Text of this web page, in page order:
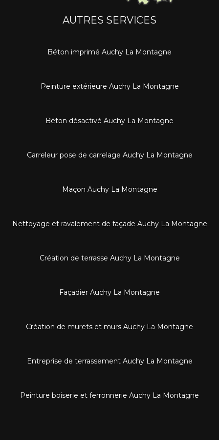
AUTRES SERVICES
Béton imprimé Auchy La Montagne
Peinture extérieure Auchy La Montagne
Béton désactivé Auchy La Montagne
Carreleur pose de carrelage Auchy La Montagne
Maçon Auchy La Montagne
Nettoyage et ravalement de façade Auchy La Montagne
Création de terrasse Auchy La Montagne
Façadier Auchy La Montagne
Création de murets et murs Auchy La Montagne
Entreprise de terrassement Auchy La Montagne
Peinture boiserie et ferronnerie Auchy La Montagne